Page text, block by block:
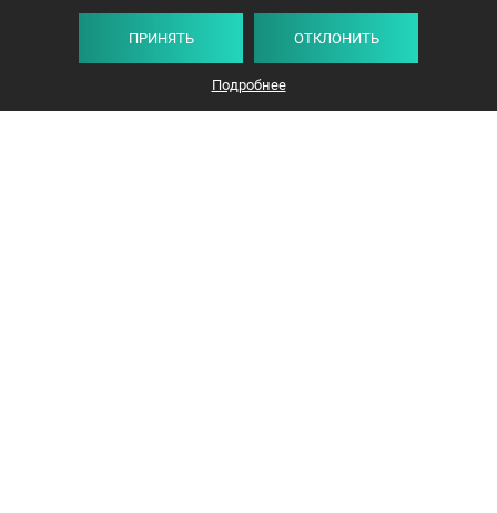
ПРИНЯТЬ ОТКЛОНИТЬ
Подробнее